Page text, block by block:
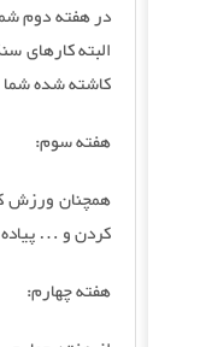
در هفته دوم
البته کارهای
کاشته شده شما
هفته سوم:
همچنان ورزش
کردن و …
هفته چهارم: